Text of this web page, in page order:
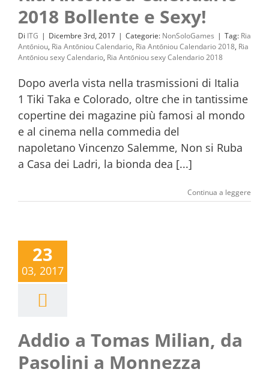
2018 Bollente e Sexy!
Di ITG | Dicembre 3rd, 2017 | Categorie: NonSoloGames | Tag: Ria
Antōniou, Ria Antōniou Calendario, Ria Antōniou Calendario 2018, Ria
Antōniou sexy Calendario, Ria Antōniou sexy Calendario 2018
Dopo averla vista nella trasmissioni di Italia
1 Tiki Taka e Colorado, oltre che in tantissime
copertine dei magazine più famosi al mondo
e al cinema nella commedia del
napoletano Vincenzo Salemme, Non si Ruba
a Casa dei Ladri, la bionda dea [...]
Continua a leggere
23
03, 2017
Addio a Tomas Milian, da
Pasolini a Monnezza